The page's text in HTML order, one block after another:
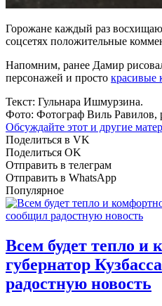
Горожане каждый раз
соцсетях положительные
Напомним, ранее Дамир
персонажей и просто красивые
Текст: Гульнара Ишмурзина.
Фото: Фотограф Виль Равилов,
Обсуждайте этот и другие
Поделиться в VK
Поделиться OK
Отправить в телеграм
Отправить в WhatsApp
Популярное
Всем будет тепло и
губернатор
радостную новость